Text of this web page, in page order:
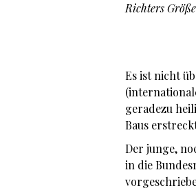
Richters
Es ist nicht
geradezu
Baus
Der junge,
in die